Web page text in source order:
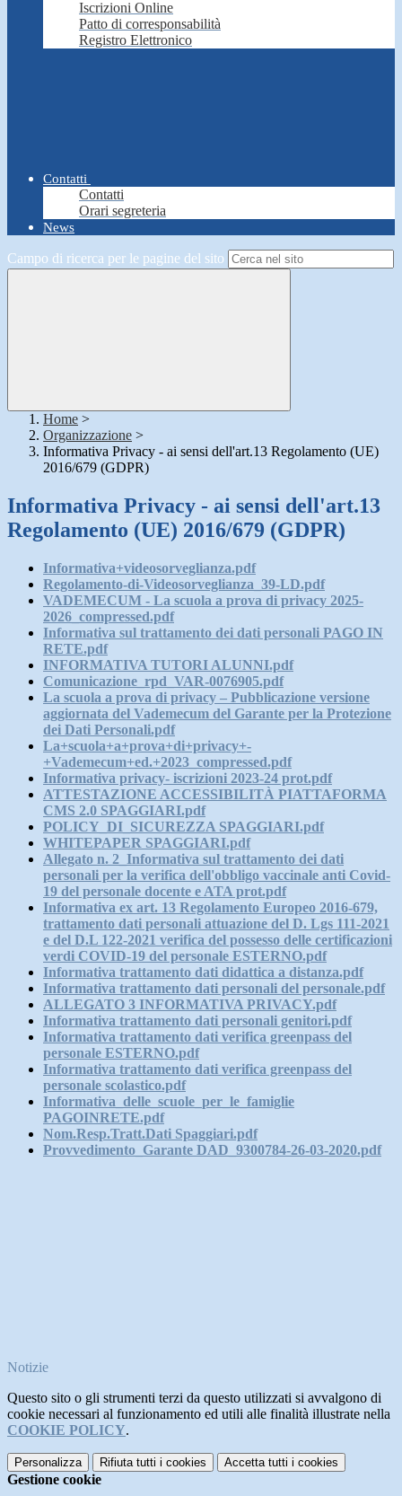
Iscrizioni Online
Patto di corresponsabilità
Registro Elettronico
Contatti
Contatti
Orari segreteria
News
Campo di ricerca per le pagine del sito
Home >
Organizzazione >
Informativa Privacy - ai sensi dell'art.13 Regolamento (UE)
2016/679 (GDPR)
Informativa Privacy - ai sensi dell'art.13
Regolamento (UE) 2016/679 (GDPR)
Informativa+videosorveglianza.pdf
Regolamento-di-Videosorveglianza_39-LD.pdf
VADEMECUM - La scuola a prova di privacy 2025-
2026_compressed.pdf
Informativa sul trattamento dei dati personali PAGO IN
RETE.pdf
INFORMATIVA TUTORI ALUNNI.pdf
Comunicazione_rpd_VAR-0076905.pdf
La scuola a prova di privacy – Pubblicazione versione
aggiornata del Vademecum del Garante per la Protezione
dei Dati Personali.pdf
La+scuola+a+prova+di+privacy+-
+Vademecum+ed.+2023_compressed.pdf
Informativa privacy- iscrizioni 2023-24 prot.pdf
ATTESTAZIONE ACCESSIBILITÀ PIATTAFORMA
CMS 2.0 SPAGGIARI.pdf
POLICY_DI_SICUREZZA SPAGGIARI.pdf
WHITEPAPER SPAGGIARI.pdf
Allegato n. 2_Informativa sul trattamento dei dati
personali per la verifica dell'obbligo vaccinale anti Covid-
19 del personale docente e ATA prot.pdf
Informativa ex art. 13 Regolamento Europeo 2016-679,
trattamento dati personali attuazione del D. Lgs 111-2021
e del D.L 122-2021 verifica del possesso delle certificazioni
verdi COVID-19 del personale ESTERNO.pdf
Informativa trattamento dati didattica a distanza.pdf
Informativa trattamento dati personali del personale.pdf
ALLEGATO 3 INFORMATIVA PRIVACY.pdf
Informativa trattamento dati personali genitori.pdf
Informativa trattamento dati verifica greenpass del
personale ESTERNO.pdf
Informativa trattamento dati verifica greenpass del
personale scolastico.pdf
Informativa_delle_scuole_per_le_famiglie
PAGOINRETE.pdf
Nom.Resp.Tratt.Dati Spaggiari.pdf
Provvedimento_Garante DAD_9300784-26-03-2020.pdf
Notizie
Questo sito o gli strumenti terzi da questo utilizzati si avvalgono di
cookie necessari al funzionamento ed utili alle finalità illustrate nella
COOKIE POLICY.
Personalizza Rifiuta tutti i cookies Accetta tutti i cookies
Gestione cookie